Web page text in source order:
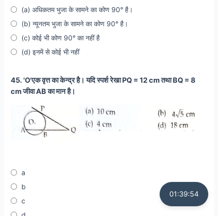
01:39:53
(a) अधिकतम भुजा के सामने का कोण 90° है।
(b) न्यूनतम भुजा के सामने का कोण 90° है।
(c) कोई भी कोण 90° का नहीं है
(d) इनमें से कोई भी नहीं
45. 'O'एक वृत्त का केन्द्र है। यदि स्पर्श रेखा PQ = 12 cm तथा BQ = 8
cm जीवा AB का मान है।
a
b
c